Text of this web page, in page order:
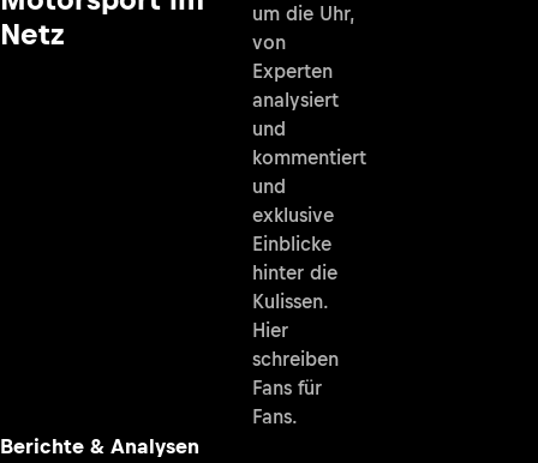
Netz
um die Uhr,
von
Experten
analysiert
und
kommentiert
und
exklusive
Einblicke
hinter die
Kulissen.
Hier
schreiben
Fans für
Fans.
Berichte & Analysen